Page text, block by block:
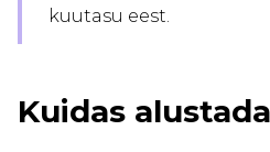
kuutasu eest.
Kuidas